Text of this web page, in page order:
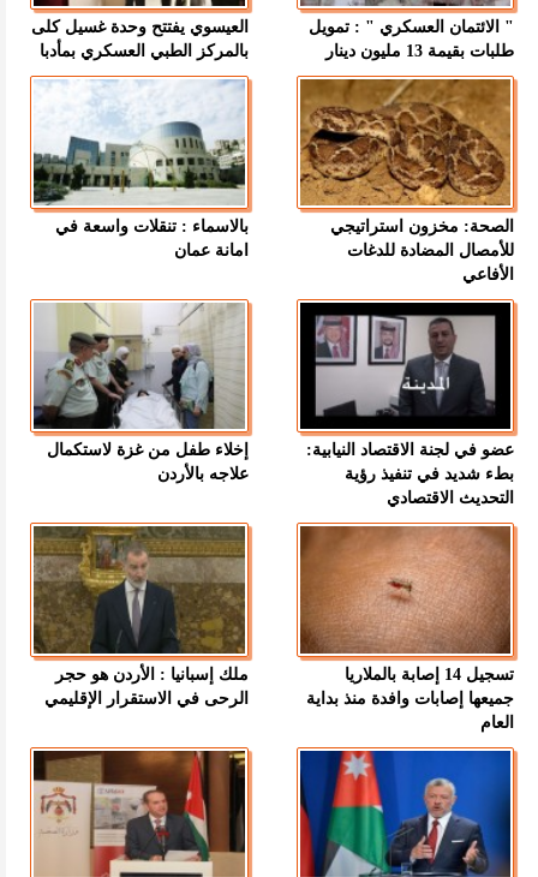
" الائتمان العسكري " : تمويل
طلبات بقيمة 13 مليون دينار
العيسوي يفتتح وحدة غسيل كلى
بالمركز الطبي العسكري بمأدبا
الصحة: مخزون استراتيجي
للأمصال المضادة للدغات
الأفاعي
بالاسماء : تنقلات واسعة في
امانة عمان
عضو في لجنة الاقتصاد النيابية:
بطء شديد في تنفيذ رؤية
التحديث الاقتصادي
إخلاء طفل من غزة لاستكمال
علاجه بالأردن
تسجيل 14 إصابة بالملاريا
جميعها إصابات وافدة منذ بداية
العام
ملك إسبانيا : الأردن هو حجر
الرحى في الاستقرار الإقليمي